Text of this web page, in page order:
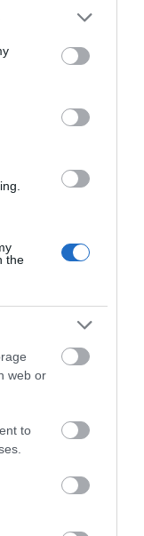
or more Google
You may click to
party tags to
in below Google
the
web or
to
Normal 16τμχ